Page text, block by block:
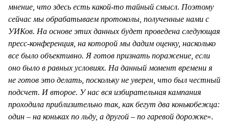
мнение, что здесь есть какой-то тайный смысл. Поэтому
сейчас мы обрабатываем протоколы, полученные нами с
УИКов. На основе этих данных будет проведена следующая
пресс-конференция, на которой мы дадим оценку, насколько
все было объективно. Я готов признать поражение, если
оно было в равных условиях. На данный момент времени я
не готов это делать, поскольку не уверен, что был честный
подсчет. И второе. У нас вся избирательная кампания
проходила приблизительно так, как бегут два конькобежца:
один – на коньках по льду, а другой – по гаревой дорожке».